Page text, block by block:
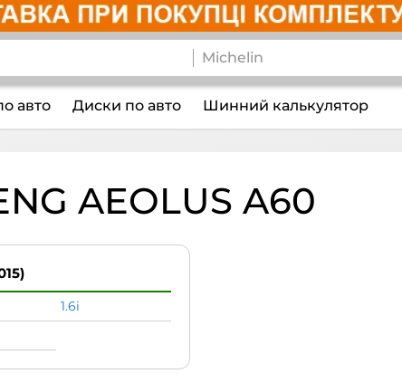
авто Диски по авто Шинний калькулятор
AEOLUS A60
1.6i